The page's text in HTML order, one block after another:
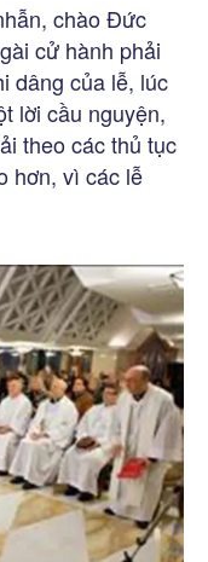
chào Đức
cử hành phải
dâng của lễ, lúc
lời cầu nguyện,
theo các thủ tục
hơn, vì các lễ